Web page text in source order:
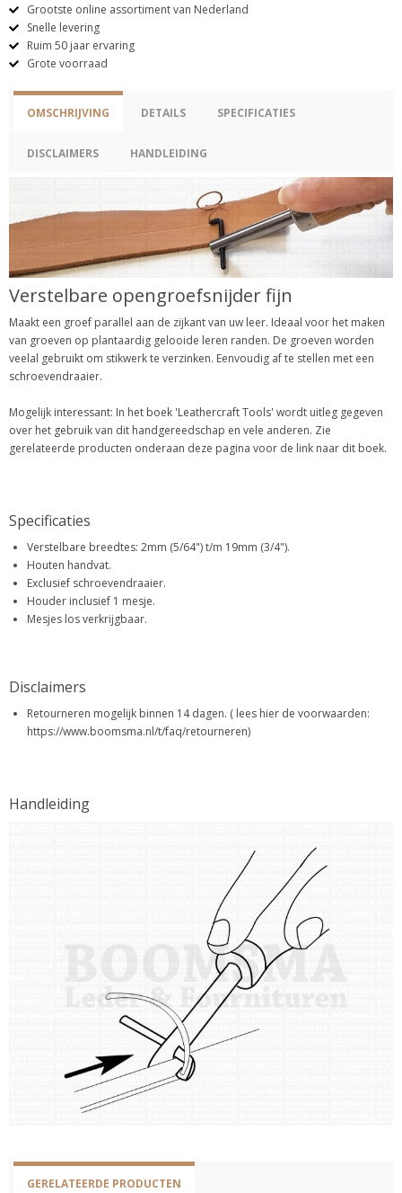
Grootste online assortiment van Nederland
Snelle levering
Ruim 50 jaar ervaring
Grote voorraad
OMSCHRIJVING DETAILS SPECIFICATIES
DISCLAIMERS HANDLEIDING
Verstelbare opengroefsnijder fijn
Maakt een groef parallel aan de zijkant van uw leer. Ideaal voor het maken
van groeven op plantaardig gelooide leren randen. De groeven worden
veelal gebruikt om stikwerk te verzinken. Eenvoudig af te stellen met een
schroevendraaier.
Mogelijk interessant: In het boek 'Leathercraft Tools' wordt uitleg gegeven
over het gebruik van dit handgereedschap en vele anderen. Zie
gerelateerde producten onderaan deze pagina voor de link naar dit boek.
Specificaties
Verstelbare breedtes: 2mm (5/64") t/m 19mm (3/4").
Houten handvat.
Exclusief schroevendraaier.
Houder inclusief 1 mesje.
Mesjes los verkrijgbaar.
Disclaimers
Retourneren mogelijk binnen 14 dagen. ( lees hier de voorwaarden:
https://www.boomsma.nl/t/faq/retourneren)
Handleiding
GERELATEERDE PRODUCTEN